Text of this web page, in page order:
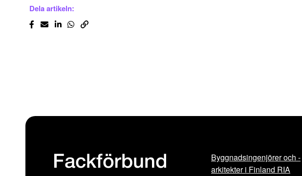
Dela artikeln:
Fackförbund
Byggnadsingenjörer och -
arkitekter i Finland RIA